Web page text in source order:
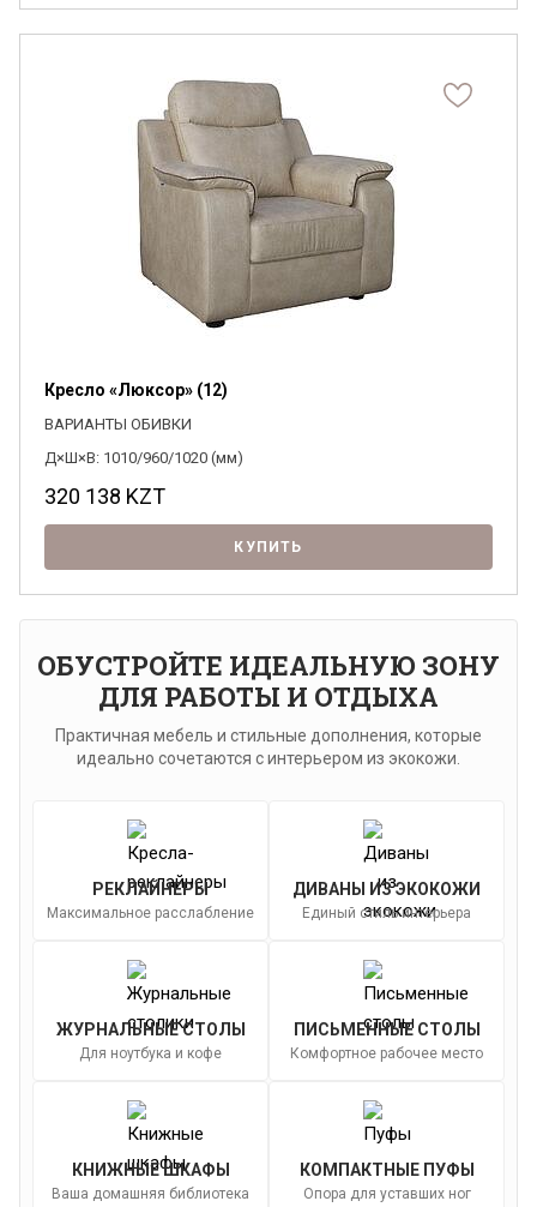
согласен на их обработку.
Кресло «Люксор» (12)
ВАРИАНТЫ ОБИВКИ
Д×Ш×В: 1010/960/1020 (мм)
320 138 KZT
КУПИТЬ
ОБУСТРОЙТЕ ИДЕАЛЬНУЮ ЗОНУ
ДЛЯ РАБОТЫ И ОТДЫХА
Практичная мебель и стильные дополнения, которые
идеально сочетаются с интерьером из экокожи.
РЕКЛАЙНЕРЫ
Максимальное расслабление
ДИВАНЫ ИЗ ЭКОКОЖИ
Единый стиль интерьера
ЖУРНАЛЬНЫЕ СТОЛЫ
Для ноутбука и кофе
ПИСЬМЕННЫЕ СТОЛЫ
Комфортное рабочее место
КНИЖНЫЕ ШКАФЫ
Ваша домашняя библиотека
КОМПАКТНЫЕ ПУФЫ
Опора для уставших ног